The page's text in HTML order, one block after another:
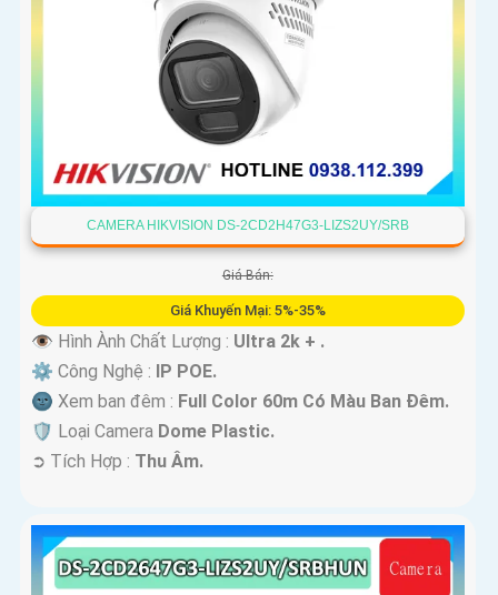
CAMERA HIKVISION DS-2CD2H47G3-LIZS2UY/SRB
Giá Bán:
Giá Khuyến Mại: 5%-35%
👁 Hình Ành Chất Lượng : Ultra 2k + .
⚙ Công Nghệ : IP POE.
🌚 Xem ban đêm : Full Color 60m Có Màu Ban Ðêm.
🛡 Loại Camera Dome Plastic.
️➲ Tích Hợp : Thu Âm.